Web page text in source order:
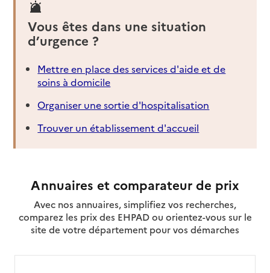
Vous êtes dans une situation
d’urgence ?
Mettre en place des services d'aide et de
soins à domicile
Organiser une sortie d'hospitalisation
Trouver un établissement d'accueil
Annuaires et comparateur de prix
Avec nos annuaires, simplifiez vos recherches,
comparez les prix des EHPAD ou orientez-vous sur le
site de votre département pour vos démarches